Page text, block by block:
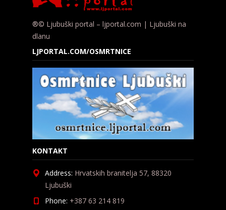
®© Ljubuški portal – ljportal.com | Ljubuški na
dlanu
LJPORTAL.COM/OSMRTNICE
KONTAKT
Address: Hrvatskih branitelja 57, 88320
Ljubuški
Phone: +387 63 214 819